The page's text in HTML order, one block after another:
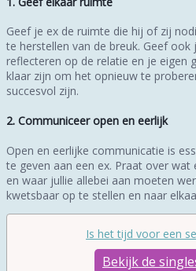
Geef je ex de ruimte die hij of zij
te herstellen van de breuk. Geef
reflecteren op de relatie en je eigen
klaar zijn om het opnieuw te
succesvol zijn.
2. Communiceer open en eerlijk
Open en eerlijke communicatie is
te geven aan een ex. Praat over
en waar jullie allebei aan moeten
kwetsbaar op te stellen en naar
Is het tijd voor een
Bekijk de